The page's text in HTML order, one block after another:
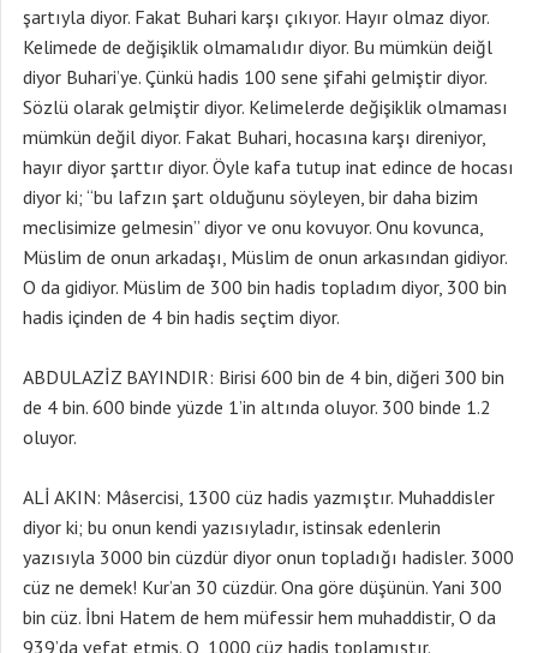
şartıyla diyor. Fakat Buhari karşı çıkıyor. Hayır olmaz diyor.
Kelimede de değişiklik olmamalıdır diyor. Bu mümkün deiğl
diyor Buhari’ye. Çünkü hadis 100 sene şifahi gelmiştir diyor.
Sözlü olarak gelmiştir diyor. Kelimelerde değişiklik olmaması
mümkün değil diyor. Fakat Buhari, hocasına karşı direniyor,
hayır diyor şarttır diyor. Öyle kafa tutup inat edince de hocası
diyor ki; “bu lafzın şart olduğunu söyleyen, bir daha bizim
meclisimize gelmesin” diyor ve onu kovuyor. Onu kovunca,
Müslim de onun arkadaşı, Müslim de onun arkasından gidiyor.
O da gidiyor. Müslim de 300 bin hadis topladım diyor, 300 bin
hadis içinden de 4 bin hadis seçtim diyor.
ABDULAZİZ BAYINDIR: Birisi 600 bin de 4 bin, diğeri 300 bin
de 4 bin. 600 binde yüzde 1’in altında oluyor. 300 binde 1.2
oluyor.
ALİ AKIN: Mâsercisi, 1300 cüz hadis yazmıştır. Muhaddisler
diyor ki; bu onun kendi yazısıyladır, istinsak edenlerin
yazısıyla 3000 bin cüzdür diyor onun topladığı hadisler. 3000
cüz ne demek! Kur’an 30 cüzdür. Ona göre düşünün. Yani 300
bin cüz. İbni Hatem de hem müfessir hem muhaddistir, O da
939’da vefat etmiş. O, 1000 cüz hadis toplamıştır.